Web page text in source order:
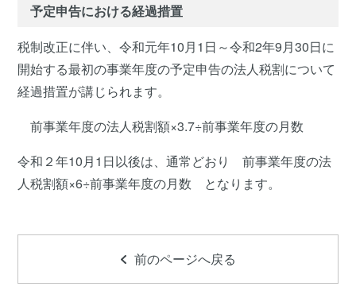
予定申告における経過措置
税制改正に伴い、令和元年10月1日～令和2年9月30日に
開始する最初の事業年度の予定申告の法人税割について
経過措置が講じられます。
前事業年度の法人税割額×3.7÷前事業年度の月数
令和２年10月1日以後は、通常どおり 前事業年度の法
人税割額×6÷前事業年度の月数 となります。
前のページへ戻る